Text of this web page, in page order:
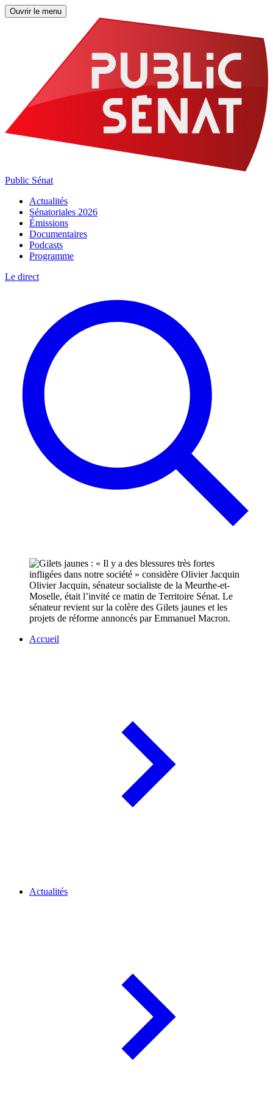
Ouvrir le menu
Public Sénat
Actualités
Sénatoriales 2026
Émissions
Documentaires
Podcasts
Programme
Le direct
Olivier Jacquin, sénateur socialiste de la Meurthe-et-
Moselle, était l’invité ce matin de Territoire Sénat. Le
sénateur revient sur la colère des Gilets jaunes et les
projets de réforme annoncés par Emmanuel Macron.
Accueil
Actualités